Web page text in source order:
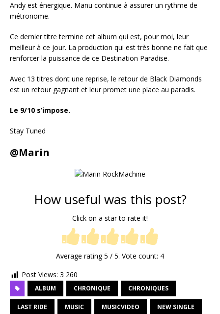
Andy est énergique. Manu continue à assurer un rythme de
métronome.
Ce dernier titre termine cet album qui est, pour moi, leur
meilleur à ce jour. La production qui est très bonne ne fait que
renforcer la puissance de ce Destination Paradise.
Avec 13 titres dont une reprise, le retour de Black Diamonds
est un retour gagnant et leur promet une place au paradis.
Le 9/10 s’impose.
Stay Tuned
@Marin
How useful was this post?
Click on a star to rate it!
Average rating5 / 5. Vote count: 4
Post Views: 3 260
ALBUM CHRONIQUE CHRONIQUES
LAST RIDE MUSIC MUSICVIDEO NEW SINGLE